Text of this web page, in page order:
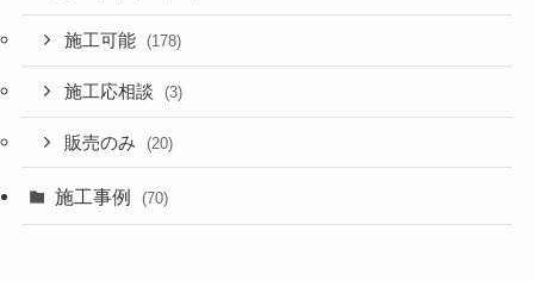
施工可能 (178)
施工応相談 (3)
販売のみ (20)
施工事例 (70)